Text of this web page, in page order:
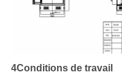
4Conditions de travail